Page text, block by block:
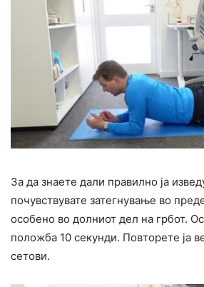
За да знаете дали правилно ја
почувствувате затегнување во
особено во долниот дел на грбот.
положба 10 секунди. Повторете ја
сетови.